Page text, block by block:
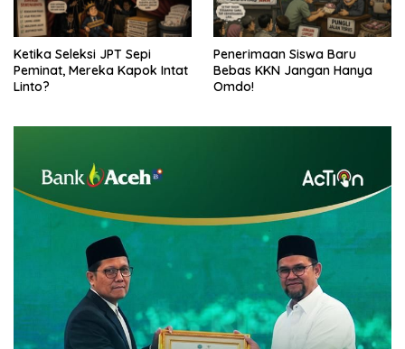
Ketika Seleksi JPT Sepi
Peminat, Mereka Kapok Intat
Linto?
Penerimaan Siswa Baru
Bebas KKN Jangan Hanya
Omdo!